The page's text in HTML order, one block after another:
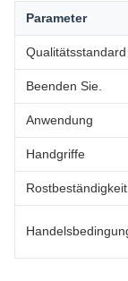
Parameter
Qualitätsstandard
Beenden Sie.
Anwendung
Handgriffe
Rostbeständigkeit